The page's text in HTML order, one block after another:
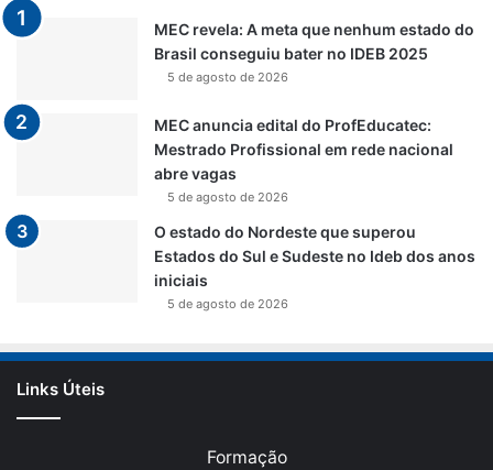
MEC revela: A meta que nenhum estado do
Brasil conseguiu bater no IDEB 2025
5 de agosto de 2026
MEC anuncia edital do ProfEducatec:
Mestrado Profissional em rede nacional
abre vagas
5 de agosto de 2026
O estado do Nordeste que superou
Estados do Sul e Sudeste no Ideb dos anos
iniciais
5 de agosto de 2026
Links Úteis
Formação